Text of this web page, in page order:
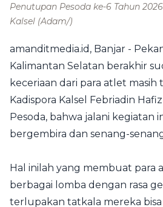
Penutupan Pesoda ke-6 Tahun
Kalsel (Adam/)
amanditmedia.id, Banjar -
Kalimantan Selatan berakhir
keceriaan dari para atlet masih
Kadispora Kalsel Febriadin
Pesoda, bahwa jalani kegiatan
bergembira dan senang-
Hal inilah yang membuat para
berbagai lomba dengan rasa
terlupakan tatkala mereka